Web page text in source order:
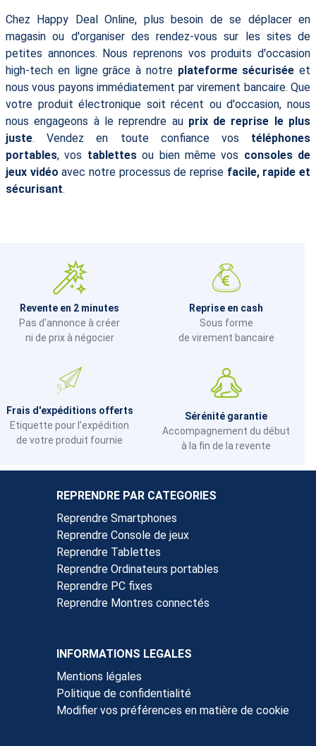
Chez Happy Deal Online, plus besoin de se déplacer en
magasin ou d'organiser des rendez-vous sur les sites de
petites annonces. Nous reprenons vos produits d'occasion
high-tech en ligne grâce à notre plateforme sécurisée et
nous vous payons immédiatement par virement bancaire. Que
votre produit électronique soit récent ou d'occasion, nous
nous engageons à le reprendre au prix de reprise le plus
juste. Vendez en toute confiance vos téléphones
portables, vos tablettesou bien même vos consoles de
jeux vidéo avec notre processus de reprise facile, rapide et
sécurisant.
Revente en 2 minutes
Pas d'annonce à créer
ni de prix à négocier
Reprise en cash
Sous forme
de virement bancaire
Frais d'expéditions offerts
Etiquette pour l’expédition
de votre produit fournie
Sérénité garantie
Accompagnement du début
à la fin de la revente
REPRENDRE PAR CATEGORIES
Reprendre Smartphones
Reprendre Console de jeux
Reprendre Tablettes
Reprendre Ordinateurs portables
Reprendre PC fixes
Reprendre Montres connectés
INFORMATIONS LEGALES
Mentions légales
Politique de confidentialité
Modifier vos préférences en matière de cookie